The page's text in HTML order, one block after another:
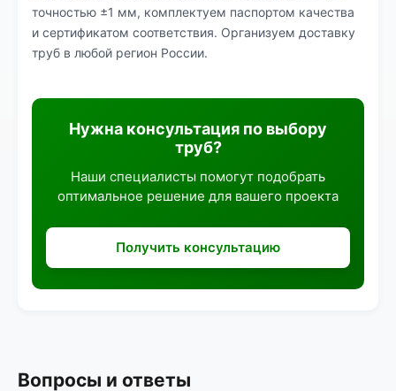
точностью ±1 мм, комплектуем паспортом качества
и сертификатом соответствия. Организуем доставку
труб в любой регион России.
Нужна консультация по выбору
труб?
Наши специалисты помогут подобрать
оптимальное решение для вашего проекта
Получить консультацию
Вопросы и ответы